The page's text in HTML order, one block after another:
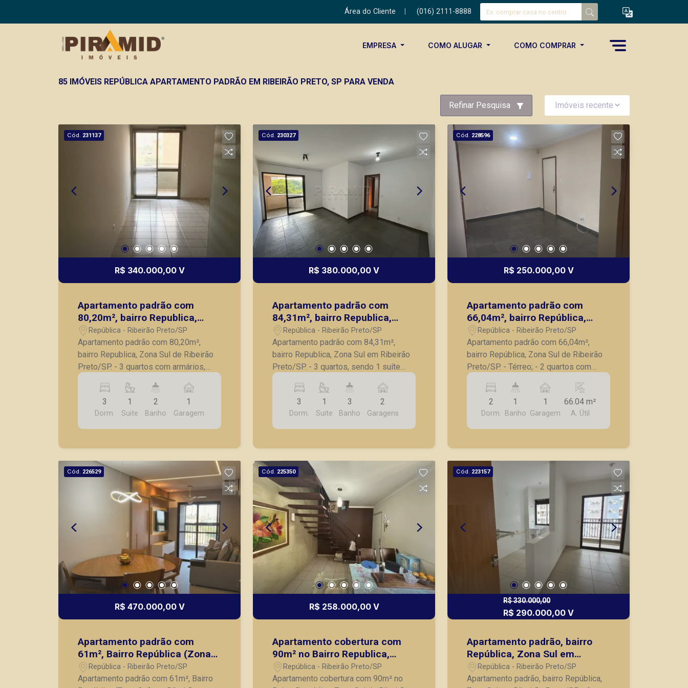
Área do Cliente (016) 2111-8888
EMPRESA COMO ALUGAR COMO COMPRAR
85 IMÓVEIS REPÚBLICA APARTAMENTO PADRÃO EM RIBEIRÃO PRETO, SP PARA VENDA
Refinar Pesquisa
Cód. 231137
R$ 340.000,00 V
Apartamento padrão com
80,20m², bairro Republica,
Zona Sul de Ribeirão Preto/SP.
República - Ribeirão Preto/SP
Apartamento padrão com 80,20m²,
bairro Republica, Zona Sul de Ribeirão
Preto/SP. - 3 quartos com armários,
sendo 1 suíte; - Banheiro social; - Sala
para 2 ambientes; - Sacada; - Cozinha
com armários planejados; - Lavanderia;
- 1 Vaga de garagem. A Piramid tem
como objetivo atender seus clientes
mesmo nos principais lançamentos da
cidade de Ribeirão Preto.
3
Dorm.
1
Suite
2
Banho
1
Garagem
Cód. 230327
R$ 380.000,00 V
Apartamento padrão com
84,31m², bairro Republica,
Zona Sul em Ribeirão Preto/SP.
República - Ribeirão Preto/SP
Apartamento padrão com 84,31m²,
bairro Republica, Zona Sul em Ribeirão
Preto/SP. - 3 quartos, sendo 1 suíte
completo em armários; - Banheiro
social; - Sala para 2 ambientes; -
Sacada; - Cozinha com armários; -
Lavanderia; - Banheiro de serviço; - 2
vagas de garagem. A Piramid tem como
vendas de imóveis prontos, usados ou
mesmo nos principais lançamentos da
cidade de Ribeirão Preto.
3
Dorm.
1
Suite
3
Banho
2
Garagens
Cód. 228596
R$ 250.000,00 V
Apartamento padrão com
66,04m², bairro República,
Zona Sul de Ribeirão Preto/SP.
República - Ribeirão Preto/SP
Apartamento padrão com 66,04m²,
bairro República, Zona Sul de Ribeirão
Preto/SP. - Térreo; - 2 quartos com
armários; - Banheiro social; - Sala para 2
ambientes; - Cozinha com armários; -
Lavanderia; - Quintal; - 1 vaga de
garagem. A Piramid tem como objetivo
atender seus clientes com agilidade e
nos principais lançamentos da cidade
de Ribeirão Preto.
2
Dorm.
1
Banho
1
Garagem
66.04 m²
A. Útil
Cód. 226529
R$ 470.000,00 V
Apartamento padrão com
61m², Bairro República (Zona
Sul) em Ribeirão Preto/SP:
República - Ribeirão Preto/SP
Apartamento padrão com 61m², Bairro
Cód. 225350
R$ 258.000,00 V
Apartamento cobertura com
90m² no Bairro Republica,
Zona Sul de Ribeirão Preto/SP:
República - Ribeirão Preto/SP
Apartamento cobertura com 90m² no
Cód. 223157
R$ 330.000,00
R$ 290.000,00 V
Apartamento padrão, bairro
República, Zona Sul em
Ribeirão Preto/SP.
República - Ribeirão Preto/SP
Apartamento padrão, bairro República,